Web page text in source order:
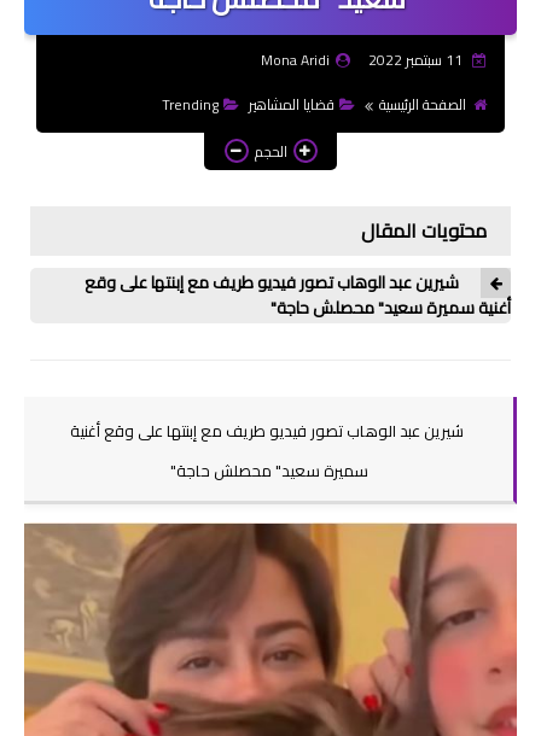
مسلسلات/افلام
فيديو كليب
متميز
مناسبات إجتماعية
آراء ومقالات
Mona Aridi
الصفحة الرئيسية
قضايا المشاهير
Trending
الحجم
محتويات المقال
شيرين عبد الوهاب تصور فيديو طريف مع إبنتها على وقع
أغنية سميرة سعيد" محصلش حاجة"
شيرين عبد الوهاب تصور فيديو طريف مع إبنتها على وقع أغنية
سميرة سعيد" محصلش حاجة"